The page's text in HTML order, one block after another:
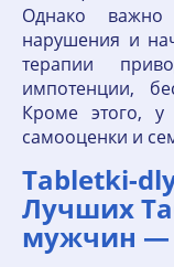
Однако важно
нарушения и
терапии
импотенции,
Кроме этого,
самооценки и
Tabletki-
Лучших
мужчин —